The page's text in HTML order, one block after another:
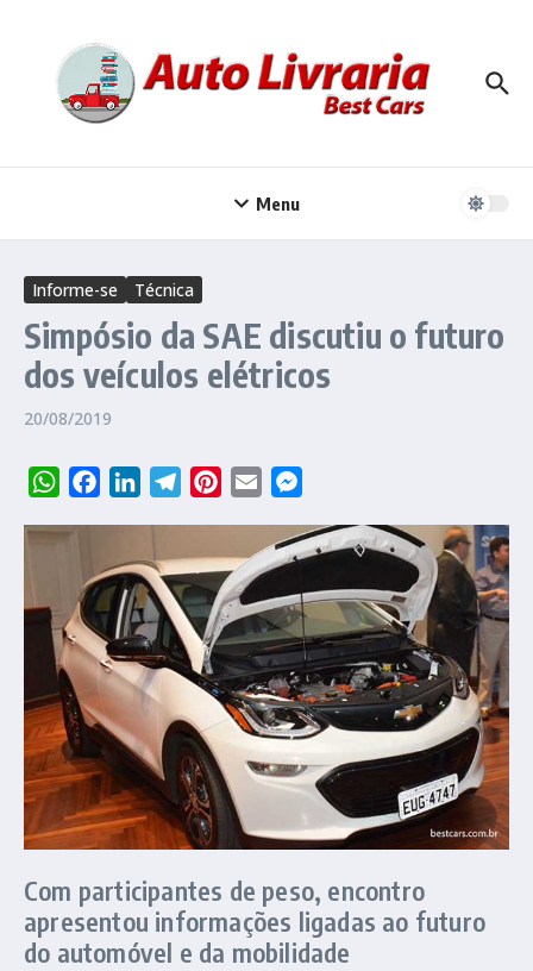
Menu
Informe-se Técnica
Simpósio da SAE discutiu o futuro
dos veículos elétricos
20/08/2019
WhatsAppFacebookLinkedInTelegramPinterest
Email
Com participantes de peso, encontro
apresentou informações ligadas ao futuro
do automóvel e da mobilidade